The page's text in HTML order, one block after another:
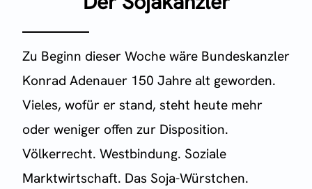
Zu Beginn dieser Woche wäre Bundeskanzler
Konrad Adenauer 150 Jahre alt geworden.
Vieles, wofür er stand, steht heute mehr
oder weniger offen zur Disposition.
Völkerrecht. Westbindung. Soziale
Marktwirtschaft. Das Soja-Würstchen.